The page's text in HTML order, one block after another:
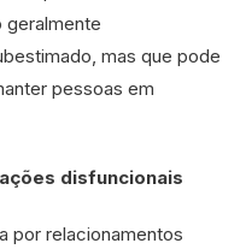
geralmente
mas que pode
pessoas em
disfuncionais
por relacionamentos